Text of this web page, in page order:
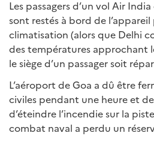
Les passagers d’un vol Air
sont restés à bord de
climatisation (alors que Delhi
des températures approchant
le siège d’un passager soit
L’aéroport de Goa a dû être
civiles pendant une heure et
d’éteindre l’incendie sur la
combat naval a perdu un